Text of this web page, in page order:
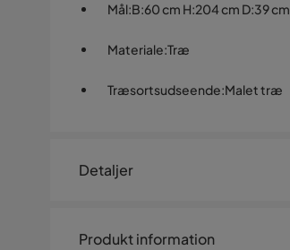
Mål:B:60 cm H:204 cm D:39 cm
Materiale:Træ
Træsortsudseende:Malet træ
Detaljer
Størrelse
Produkt information